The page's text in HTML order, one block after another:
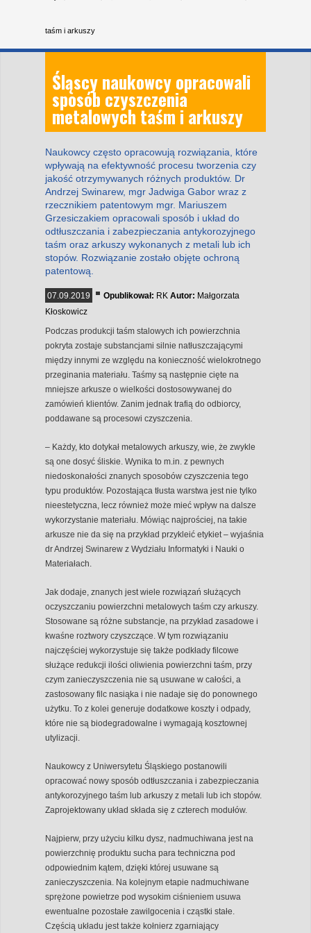
taśm i arkuszy
Śląscy naukowcy opracowali
sposób czyszczenia
metalowych taśm i arkuszy
Naukowcy często opracowują rozwiązania, które
wpływają na efektywność procesu tworzenia czy
jakość otrzymywanych różnych produktów. Dr
Andrzej Swinarew, mgr Jadwiga Gabor wraz z
rzecznikiem patentowym mgr. Mariuszem
Grzesiczakiem opracowali sposób i układ do
odtłuszczania i zabezpieczania antykorozyjnego
taśm oraz arkuszy wykonanych z metali lub ich
stopów. Rozwiązanie zostało objęte ochroną
patentową.
07.09.2019 Opublikował: RK Autor: Małgorzata
Kłoskowicz
Podczas produkcji taśm stalowych ich powierzchnia
pokryta zostaje substancjami silnie natłuszczającymi
między innymi ze względu na konieczność wielokrotnego
przeginania materiału. Taśmy są następnie cięte na
mniejsze arkusze o wielkości dostosowywanej do
zamówień klientów. Zanim jednak trafią do odbiorcy,
poddawane są procesowi czyszczenia.
– Każdy, kto dotykał metalowych arkuszy, wie, że zwykle
są one dosyć śliskie. Wynika to m.in. z pewnych
niedoskonałości znanych sposobów czyszczenia tego
typu produktów. Pozostająca tłusta warstwa jest nie tylko
nieestetyczna, lecz również może mieć wpływ na dalsze
wykorzystanie materiału. Mówiąc najprościej, na takie
arkusze nie da się na przykład przykleić etykiet – wyjaśnia
dr Andrzej Swinarew z Wydziału Informatyki i Nauki o
Materiałach.
Jak dodaje, znanych jest wiele rozwiązań służących
oczyszczaniu powierzchni metalowych taśm czy arkuszy.
Stosowane są różne substancje, na przykład zasadowe i
kwaśne roztwory czyszczące. W tym rozwiązaniu
najczęściej wykorzystuje się także podkłady filcowe
służące redukcji ilości oliwienia powierzchni taśm, przy
czym zanieczyszczenia nie są usuwane w całości, a
zastosowany filc nasiąka i nie nadaje się do ponownego
użytku. To z kolei generuje dodatkowe koszty i odpady,
które nie są biodegradowalne i wymagają kosztownej
utylizacji.
Naukowcy z Uniwersytetu Śląskiego postanowili
opracować nowy sposób odtłuszczania i zabezpieczania
antykorozyjnego taśm lub arkuszy z metali lub ich stopów.
Zaprojektowany układ składa się z czterech modułów.
Najpierw, przy użyciu kilku dysz, nadmuchiwana jest na
powierzchnię produktu sucha para techniczna pod
odpowiednim kątem, dzięki której usuwane są
zanieczyszczenia. Na kolejnym etapie nadmuchiwane
sprężone powietrze pod wysokim ciśnieniem usuwa
ewentualne pozostałe zawilgocenia i cząstki stałe.
Częścią układu jest także kołnierz zgarniający